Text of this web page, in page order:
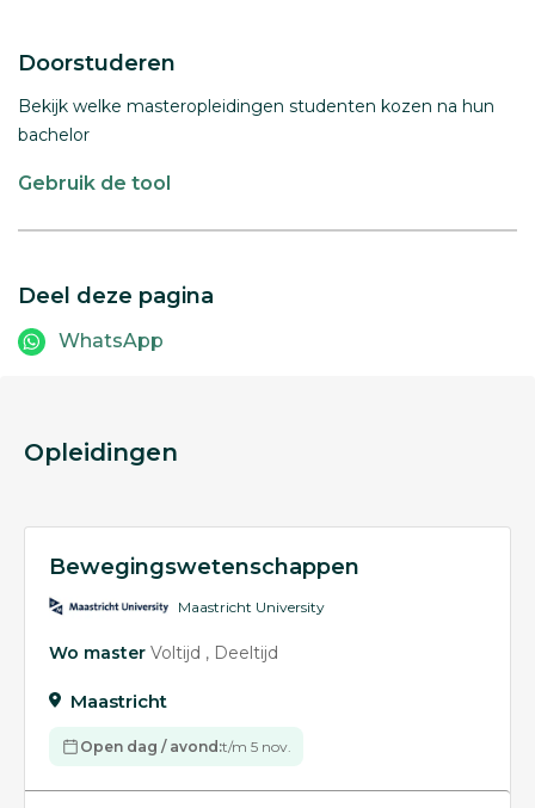
Doorstuderen
Bekijk welke masteropleidingen studenten kozen na hun
bachelor
Gebruik de tool
Deel deze pagina
WhatsApp
Opleidingen
Bewegingswetenschappen
Maastricht University
Wo master Voltijd Deeltijd
Maastricht
Open dag / avond:t/m 5 nov.